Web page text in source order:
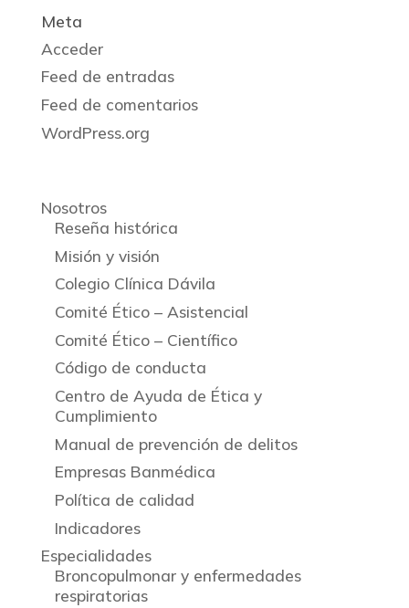
Meta
Acceder
Feed de entradas
Feed de comentarios
WordPress.org
Nosotros
Reseña histórica
Misión y visión
Colegio Clínica Dávila
Comité Ético – Asistencial
Comité Ético – Científico
Código de conducta
Centro de Ayuda de Ética y
Cumplimiento
Manual de prevención de delitos
Empresas Banmédica
Política de calidad
Indicadores
Especialidades
Broncopulmonar y enfermedades
respiratorias